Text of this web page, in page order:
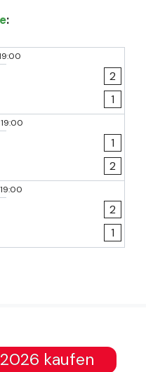
:
2
1
19:00
1
2
19:00
2
1
kaufen